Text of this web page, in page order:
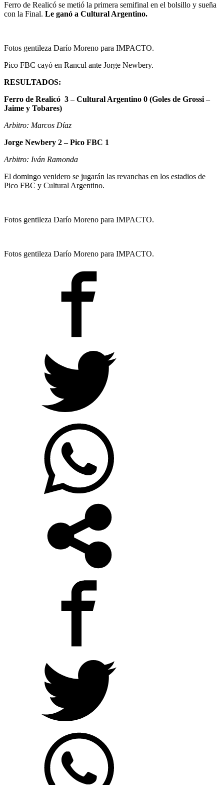
Ferro de Realicó se metió la primera semifinal en el bolsillo y sueña
con la Final. Le ganó a Cultural Argentino.
Fotos gentileza Darío Moreno para IMPACTO.
Pico FBC cayó en Rancul ante Jorge Newbery.
RESULTADOS:
Ferro de Realicó 3 – Cultural Argentino 0 (Goles de Grossi –
Jaime y Tobares)
Arbitro: Marcos Díaz
Jorge Newbery 2 – Pico FBC 1
Arbitro: Iván Ramonda
El domingo venidero se jugarán las revanchas en los estadios de
Pico FBC y Cultural Argentino.
Fotos gentileza Darío Moreno para IMPACTO.
Fotos gentileza Darío Moreno para IMPACTO.